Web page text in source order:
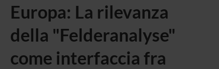
Europa: La rilevanza
della "Felderanalyse"
come interfaccia fra